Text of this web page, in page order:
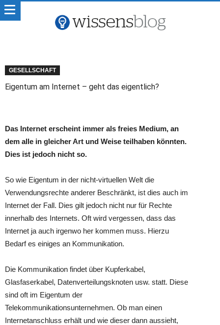
GESELLSCHAFT
Eigentum am Internet – geht das eigentlich?
Das Internet erscheint immer als freies Medium, an
dem alle in gleicher Art und Weise teilhaben könnten.
Dies ist jedoch nicht so.
So wie Eigentum in der nicht-virtuellen Welt die
Verwendungsrechte anderer Beschränkt, ist dies auch im
Internet der Fall. Dies gilt jedoch nicht nur für Rechte
innerhalb des Internets. Oft wird vergessen, dass das
Internet ja auch irgenwo her kommen muss. Hierzu
Bedarf es einiges an Kommunikation.
Die Kommunikation findet über Kupferkabel,
Glasfaserkabel, Datenverteilungsknoten usw. statt. Diese
sind oft im Eigentum der
Telekommunikationsunternehmen. Ob man einen
Internetanschluss erhält und wie dieser dann aussieht,